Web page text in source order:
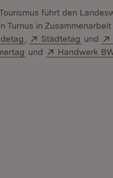
führt den
Turnus in
(Öffnet in neuem
Extern:
Städtetag (Öffnet
und
(Öffnet in neuem
und Extern:
Handwerk